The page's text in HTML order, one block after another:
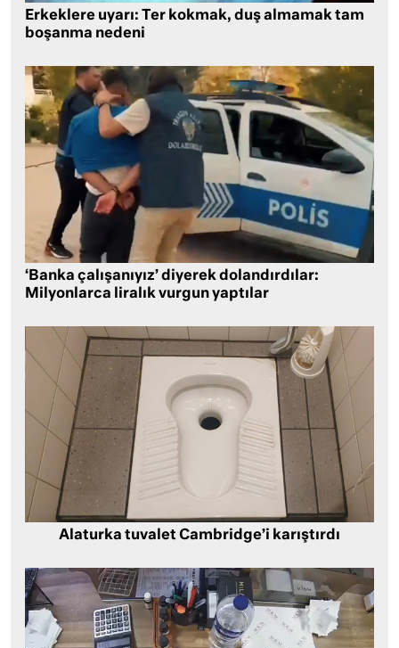
Erkeklere uyarı: Ter kokmak, duş almamak tam
boşanma nedeni
‘Banka çalışanıyız’ diyerek dolandırdılar:
Milyonlarca liralık vurgun yaptılar
Alaturka tuvalet Cambridge’i karıştırdı